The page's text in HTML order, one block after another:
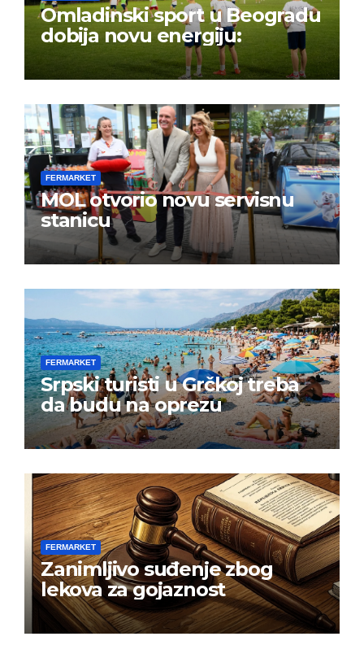
Omladinski sport u Beogradu
dobija novu energiju:
FERMARKET
MOL otvorio novu servisnu
stanicu
FERMARKET
Srpski turisti u Grčkoj treba
da budu na oprezu
FERMARKET
Zanimljivo suđenje zbog
lekova za gojaznost